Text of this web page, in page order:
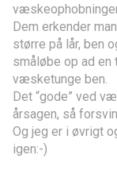
Dem erkender
større på lår, ben
småløbe op ad en
væsketunge ben.
Det “gode” ved
årsagen, så
Og jeg er i øvrigt
igen:-)